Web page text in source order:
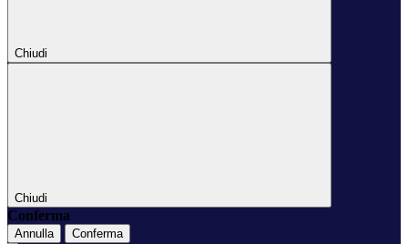
Chiudi
Chiudi
Conferma
Annulla Conferma